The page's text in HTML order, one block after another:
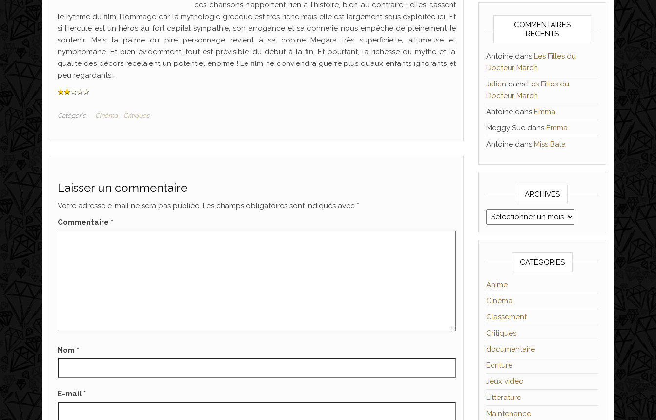
ces chansons n’apportent rien à l’histoire, bien au contraire : elles cassent
le rythme du film. Dommage car la mythologie grecque est très riche mais elle est largement sous exploitée ici. Et
si Hercule est un héros au fort capital sympathie, son arrogance et sa connerie nous empêche de pleinement le
soutenir. Mais la palme du pire personnage revient à sa copine Megara très superficielle, allumeuse et
nymphomane. Et bien évidemment, tout est prévisible du début à la fin. Et pourtant, la richesse du mythe et la
qualité des décors recelaient un potentiel énorme ! Le film ne conviendra guerre plus qu’aux enfants ignorants et
peu regardants…
Catégorie Cinéma Critiques
Laisser un commentaire
Votre adresse e-mail ne sera pas publiée. Les champs obligatoires sont indiqués avec *
Commentaire *
Nom *
E-mail *
COMMENTAIRES
RÉCENTS
Antoinedans Les Filles du
Docteur March
Julien dans Les Filles du
Docteur March
Antoinedans Emma
Meggy Suedans Emma
Antoinedans Miss Bala
ARCHIVES
Archives
CATÉGORIES
Anime
Cinéma
Classement
Critiques
documentaire
Ecriture
Jeux vidéo
Littérature
Maintenance